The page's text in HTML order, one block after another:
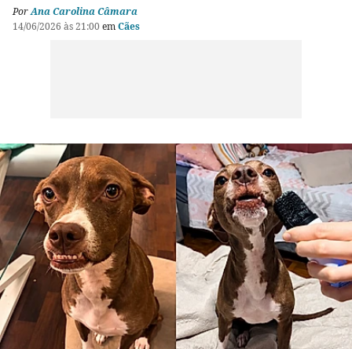
PorAna Carolina Câmara
14/06/2026 às 21:00 emCães